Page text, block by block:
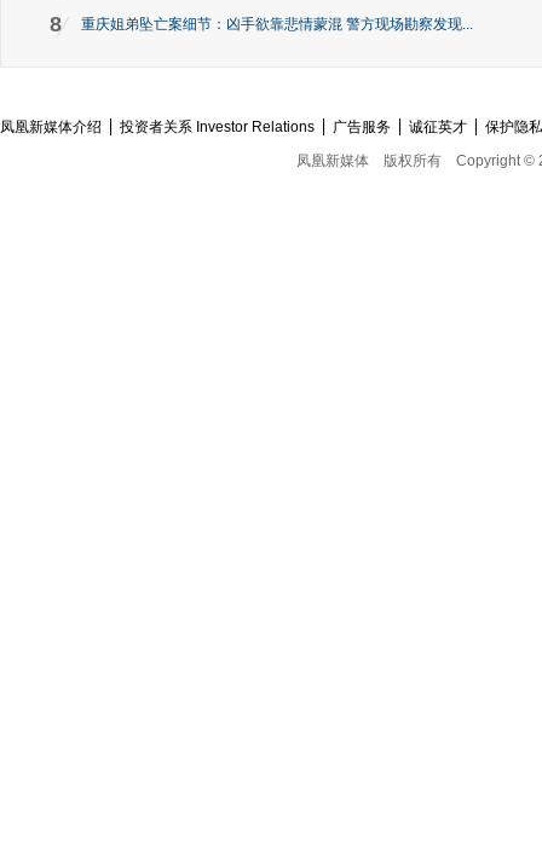
8 重庆姐弟坠亡案细节：凶手欲靠悲情蒙混 警方现场勘察发现...
凤凰新媒体介绍 投资者关系 Investor Relations 广告服务 诚征英才
保护隐
凤凰新媒体
版权所有 Copyright ©